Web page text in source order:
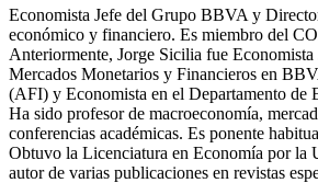
Economista Jefe del Grupo BBVA y
económico y financiero. Es miembro del
Anteriormente, Jorge Sicilia fue
Mercados Monetarios y Financieros en
(AFI) y Economista en el Departamento de
Ha sido profesor de macroeconomía,
conferencias académicas. Es ponente
Obtuvo la Licenciatura en Economía por la
autor de varias publicaciones en revistas